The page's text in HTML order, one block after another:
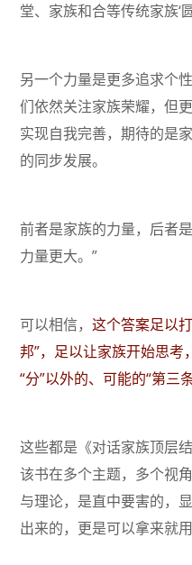
堂、家族和合等传统家族‘
另一个力量是更多追求个
们依然关注家族荣耀，但
实现自我完善，期待的是
的同步发展。
前者是家族的力量，后者
力量更大。”
可以相信，这个答案足以
邦”，足以让家族开始思考
“分”以外的、可能的“第三条
这些都是《对话家族顶层
该书在多个主题，多个视
与理论，是直中要害的，
出来的，更是可以拿来就